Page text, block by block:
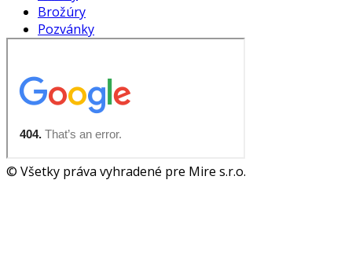
Brožúry
Pozvánky
© Všetky práva vyhradené pre Mire s.r.o.